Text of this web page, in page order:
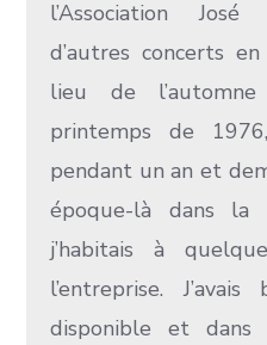
l’Association José
d’autres concerts
lieu de
printemps de
pendant un an et
époque-là dans la
j’habitais à
l’entreprise.
disponible et